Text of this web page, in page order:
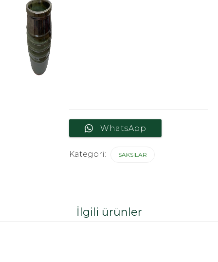
WhatsApp
Kategori: SAKSILAR
İlgili ürünler